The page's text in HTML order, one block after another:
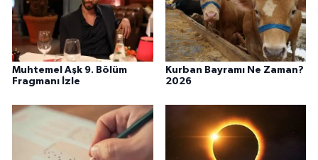
Muhtemel Aşk 9. Bölüm
Fragmanı İzle
Kurban Bayramı Ne Zaman?
2026